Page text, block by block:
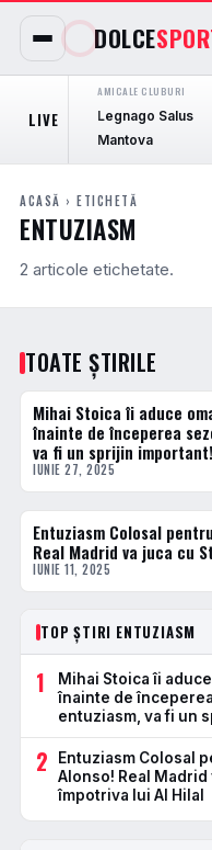
DOLCE
LIVE
AMICALE CLUBURI
Legnago Salus
Mantova
ACASĂ › ETICHETĂ
ENTUZIASM
2 articole etichetate.
TOATE ȘTIRILE
ACTUALE
Mihai Stoica îi aduce
înainte de începerea
va fi un sprijin
IUNIE 27, 2025
FOTBAL EXTERN
Entuziasm Colosal
Real Madrid va juca cu
IUNIE 11, 2025
TOP ȘTIRI ENTUZIASM
1
Mihai Stoica îi
înainte de
entuziasm, va fi un
2
Entuziasm Colosal
Alonso! Real
împotriva lui Al Hilal